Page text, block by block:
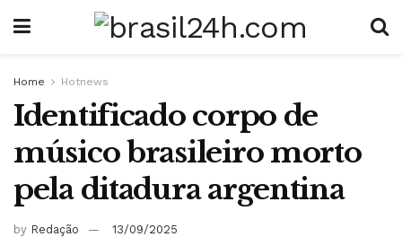
Home Hotnews
Identificado corpo de
músico brasileiro morto
pela ditadura argentina
by Redação 13/09/2025